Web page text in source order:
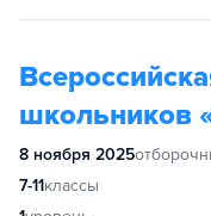
школьников
8 ноября 2025
7-11классы